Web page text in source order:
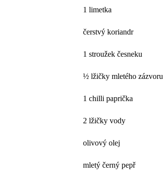
1 limetka
čerstvý koriandr
1 stroužek česneku
½ lžičky mletého zázvoru
1 chilli paprička
2 lžičky vody
olivový olej
mletý černý pepř